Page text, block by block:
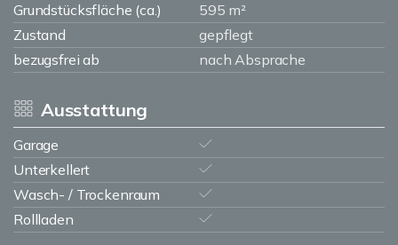
Grundstücksfläche (ca.)
595 m²
Zustand
gepflegt
bezugsfrei ab
nach Absprache
Ausstattung
Garage
Unterkellert
Wasch- / Trockenraum
Rollladen